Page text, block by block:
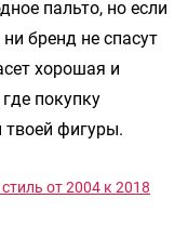
пальто, но если
бренд не спасут
хорошая и
покупку
твоей фигуры.
от 2004 к 2018